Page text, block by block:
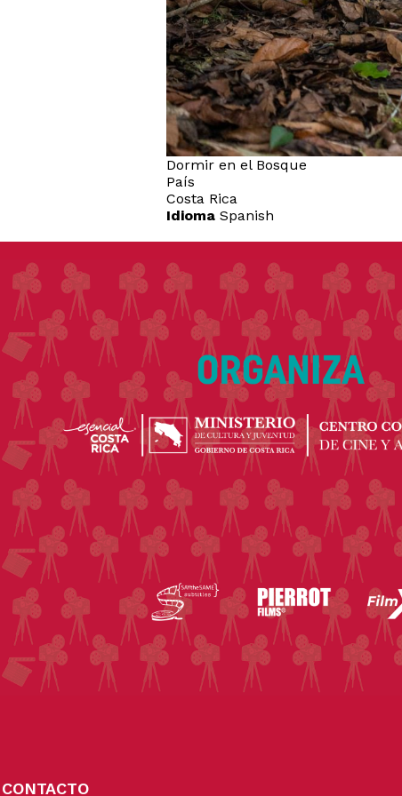
Dormir en el Bosque
País
Costa Rica
Idioma Spanish
CONTACTO